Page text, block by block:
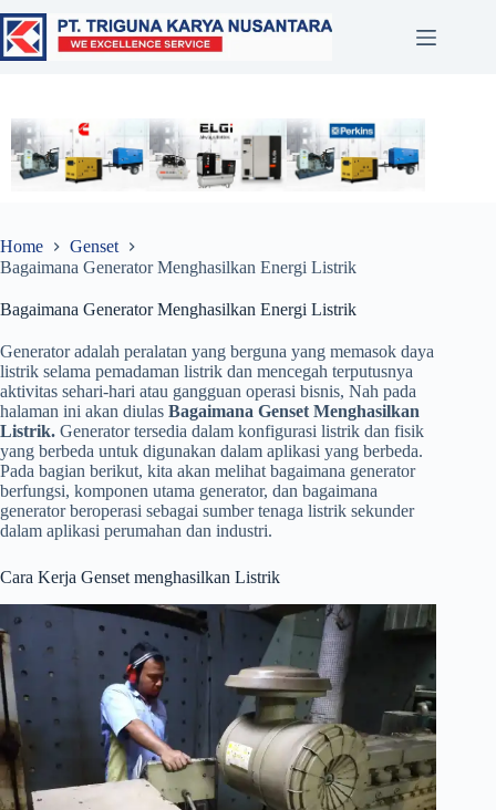
Home
Genset
Bagaimana Generator Menghasilkan Energi Listrik
Bagaimana Generator Menghasilkan Energi Listrik
Generator adalah peralatan yang berguna yang memasok daya
listrik selama pemadaman listrik dan mencegah terputusnya
aktivitas sehari-hari atau gangguan operasi bisnis, Nah pada
halaman ini akan diulas Bagaimana Genset Menghasilkan
Listrik. Generator tersedia dalam konfigurasi listrik dan fisik
yang berbeda untuk digunakan dalam aplikasi yang berbeda.
Pada bagian berikut, kita akan melihat bagaimana generator
berfungsi, komponen utama generator, dan bagaimana
generator beroperasi sebagai sumber tenaga listrik sekunder
dalam aplikasi perumahan dan industri.
Cara Kerja Genset menghasilkan Listrik